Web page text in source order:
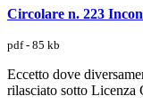
Circolare n. 223
pdf - 85 kb
Eccetto dove
rilasciato sotto Licenza